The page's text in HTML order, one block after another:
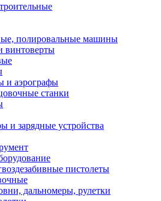
полировальные машины
винтоверты
и аэрографы
станки
и зарядные устройства
пистолеты
дальномеры, рулетки